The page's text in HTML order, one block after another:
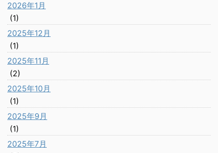
2026年1月
(1)
2025年12月
(1)
2025年11月
(2)
2025年10月
(1)
2025年9月
(1)
2025年7月